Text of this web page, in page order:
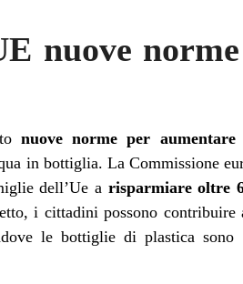
nuove
nuove norme per
in bottiglia. La Commissione
dell’Ue a risparmiare oltre
i cittadini possono
le bottiglie di plastica sono